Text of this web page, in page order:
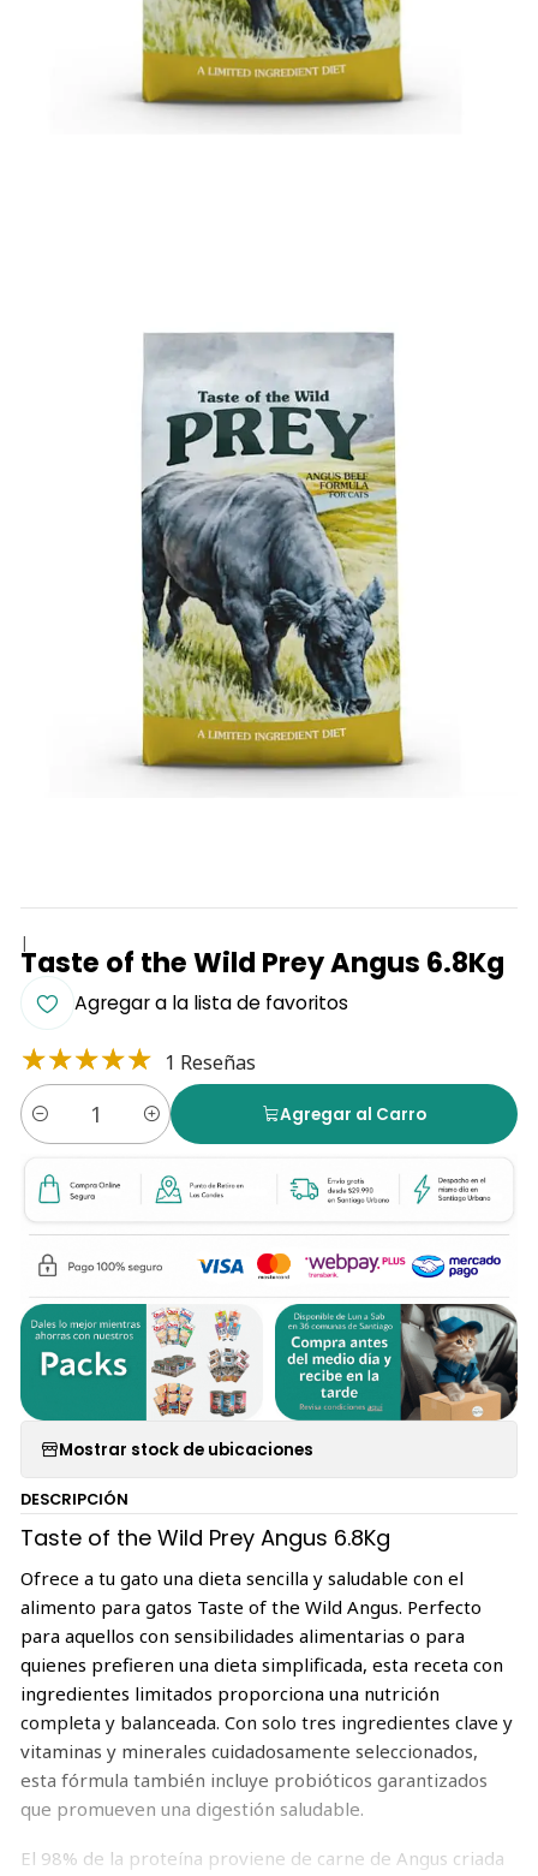
|
Taste of the Wild Prey Angus 6.8Kg
Agregar a la lista de favoritos
1 Reseñas
Cantidad
Agregar al Carro
Mostrar stock de ubicaciones
DESCRIPCIÓN
Taste of the Wild Prey Angus 6.8Kg
Ofrece a tu gato una dieta sencilla y saludable con el
alimento para gatos Taste of the Wild Angus. Perfecto
para aquellos con sensibilidades alimentarias o para
quienes prefieren una dieta simplificada, esta receta con
ingredientes limitados proporciona una nutrición
completa y balanceada. Con solo tres ingredientes clave y
vitaminas y minerales cuidadosamente seleccionados,
esta fórmula también incluye probióticos garantizados
que promueven una digestión saludable.
El 98% de la proteína proviene de carne de Angus criada